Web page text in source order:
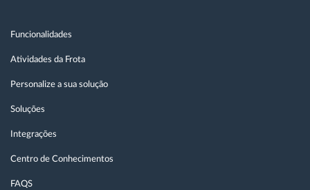
Funcionalidades
Atividades da Frota
Personalize a sua solução
Soluções
Integrações
Centro de Conhecimentos
FAQS